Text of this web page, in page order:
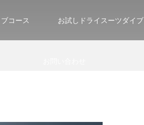
コース お試しドライスーツダイブ